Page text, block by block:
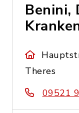
Benini,
Theres
09521